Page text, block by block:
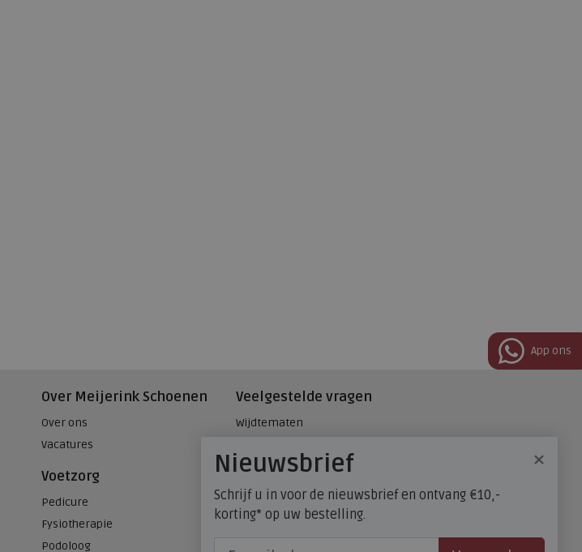
Over Meijerink Schoenen
Over ons
Vacatures
Voetzorg
Pedicure
Fysiotherapie
Podoloog
Veelgestelde vragen
Wijdtematen
Maatadvies, wat is mijn
schoenmaat?
FitFlop - maatadvies
App ons
×
Nieuwsbrief
Schrijf u in voor de nieuwsbrief en ontvang €10,-
korting* op uw bestelling.